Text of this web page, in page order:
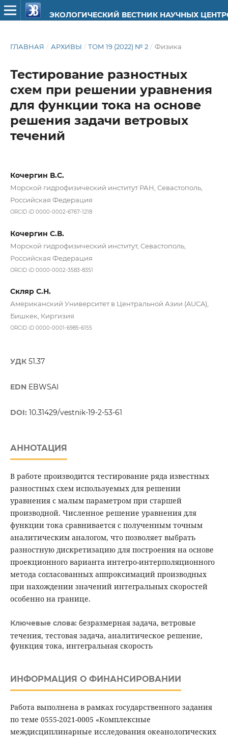
ЭКОЛОГИЧЕСКИЙ ВЕСТНИК НАУЧНЫХ
ГЛАВНАЯ / АРХИВЫ / ТОМ 19 (2022) № 2 / Физика
Тестирование разностных
схем при решении уравнения
для функции тока на основе
решения задачи ветровых
течений
Кочергин В.С.
Морской гидрофизический институт РАН, Севастополь,
Российская Федерация
ORCID iD 0000-0002-6767-1218
Кочергин С.В.
Морской гидрофизический институт, Севастополь,
Российская Федерация
ORCID iD 0000-0002-3583-8351
Скляр С.Н.
Американский Университет в Центральной Азии (AUCA),
Бишкек, Киргизия
ORCID iD 0000-0001-6985-6155
УДК 51.37
EDN EBWSAI
DOI: 10.31429/vestnik-19-2-53-61
АННОТАЦИЯ
В работе производится тестирование ряда известных
разностных схем используемых для решении
уравнения с малым параметром при старшей
производной. Численное решение уравнения для
функции тока сравнивается с полученным точным
аналитическим аналогом, что позволяет выбрать
разностную дискретизацию для построения на основе
проекционного варианта интегро-интерполяционного
метода согласованных аппроксимаций производных
при нахождении значений интегральных скоростей
особенно на границе.
Ключевые слова: безразмерная задача, ветровые
течения, тестовая задача, аналитическое решение,
функция тока, интегральная скорость
ИНФОРМАЦИЯ О ФИНАНСИРОВАНИИ
Работа выполнена в рамках государственного задания
по теме 0555-2021-0005 «Комплексные
междисциплинарные исследования океанологических